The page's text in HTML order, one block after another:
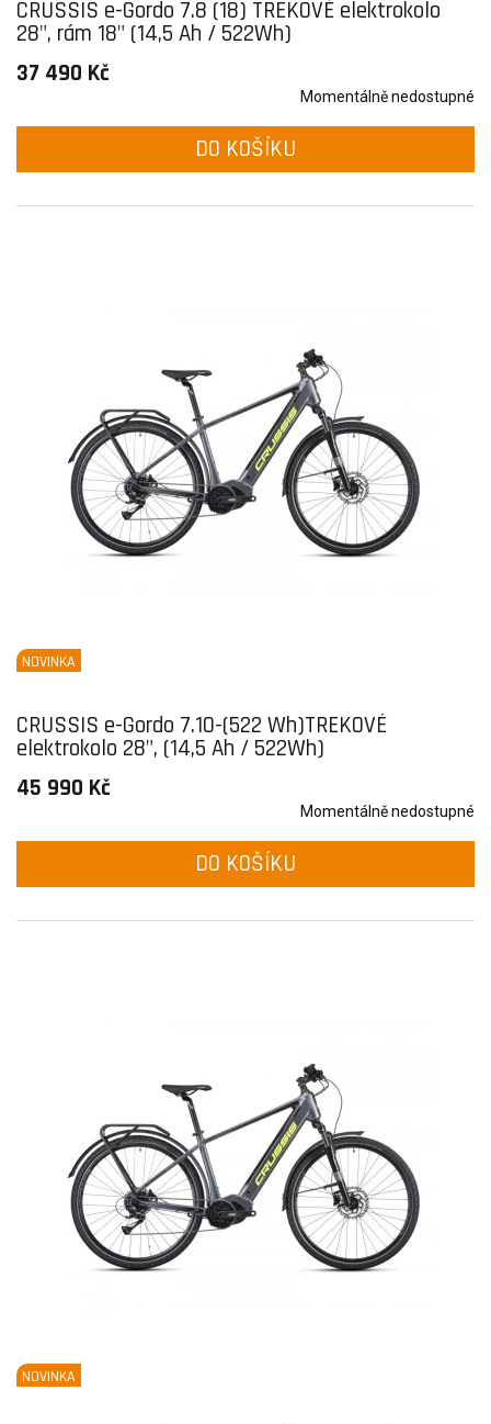
CRUSSIS e-Gordo 7.8 (18) TREKOVÉ elektrokolo
28", rám 18" (14,5 Ah / 522Wh)
37 490 Kč
Momentálně nedostupné
DO KOŠÍKU
NOVINKA
CRUSSIS e-Gordo 7.10-(522 Wh)TREKOVÉ
elektrokolo 28", (14,5 Ah / 522Wh)
45 990 Kč
Momentálně nedostupné
DO KOŠÍKU
NOVINKA